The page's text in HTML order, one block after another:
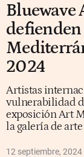
Bluewave
2024
Artistas
vulnerabilidad
exposición Art
la galería de arte
12 septiembre, 2024